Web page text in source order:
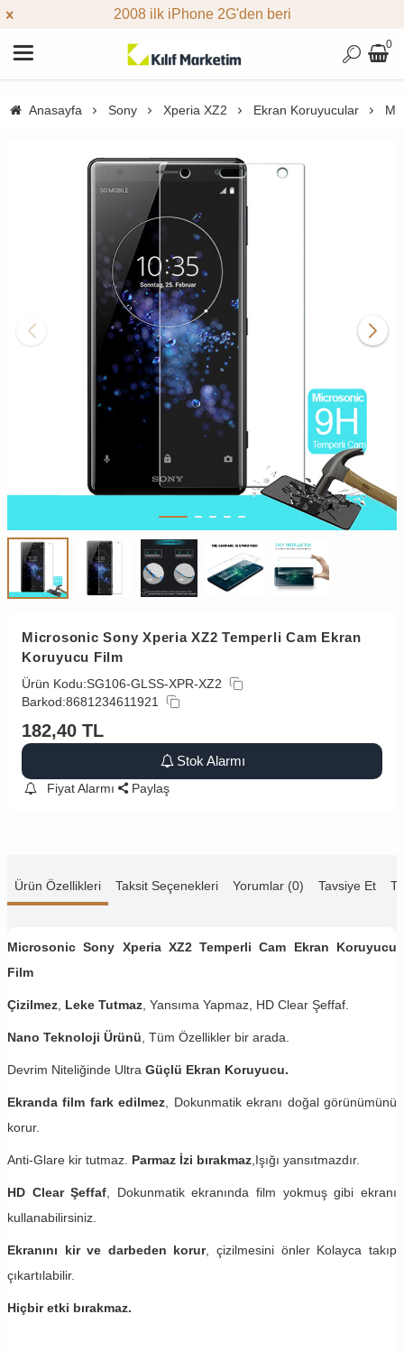
2008 ilk iPhone 2G'den beri
0
Anasayfa Sony Xperia XZ2 Ekran Koruyucular
Microsonic Sony Xperia XZ2 Temperli Cam Ekran
Koruyucu Film
Ürün Kodu:SG106-GLSS-XPR-XZ2
Barkod:8681234611921
182,40 TL
Stok Alarmı
Fiyat Alarmı Paylaş
Ürün Özellikleri Taksit Seçenekleri Yorumlar (0) Tavsiye Et
Microsonic Sony Xperia XZ2 Temperli Cam Ekran Koruyucu
Film
Çizilmez Leke Tutmaz , Yansıma Yapmaz, HD Clear Şeffaf.
Nano Teknoloji Ürünü , Tüm Özellikler bir arada.
Devrim Niteliğinde Ultra Güçlü Ekran Koruyucu.
Ekranda film fark edilmez , Dokunmatik ekranı doğal görünümünü
korur.
Anti-Glare kir tutmaz. Parmaz İzi bırakmaz ,Işığı yansıtmazdır.
HD Clear Şeffaf , Dokunmatik ekranında film yokmuş gibi ekranı
kullanabilirsiniz.
Ekranını kir ve darbeden korur, çizilmesini önler Kolayca takıp
çıkartılabilir.
Hiçbir etki bırakmaz.